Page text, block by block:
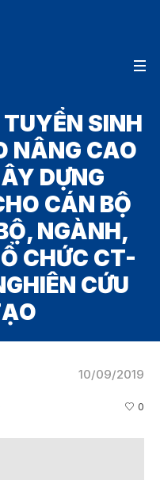
SINH
NÂNG CAO
DỰNG
CÁN BỘ
NGÀNH,
CHỨC CT-
CỨU
10/09/2019
0